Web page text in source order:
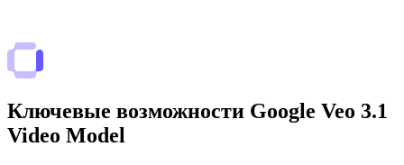
Ключевые возможности Google Veo 3.1
Video Model